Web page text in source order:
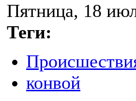
Пятница, 18
Теги:
конвой